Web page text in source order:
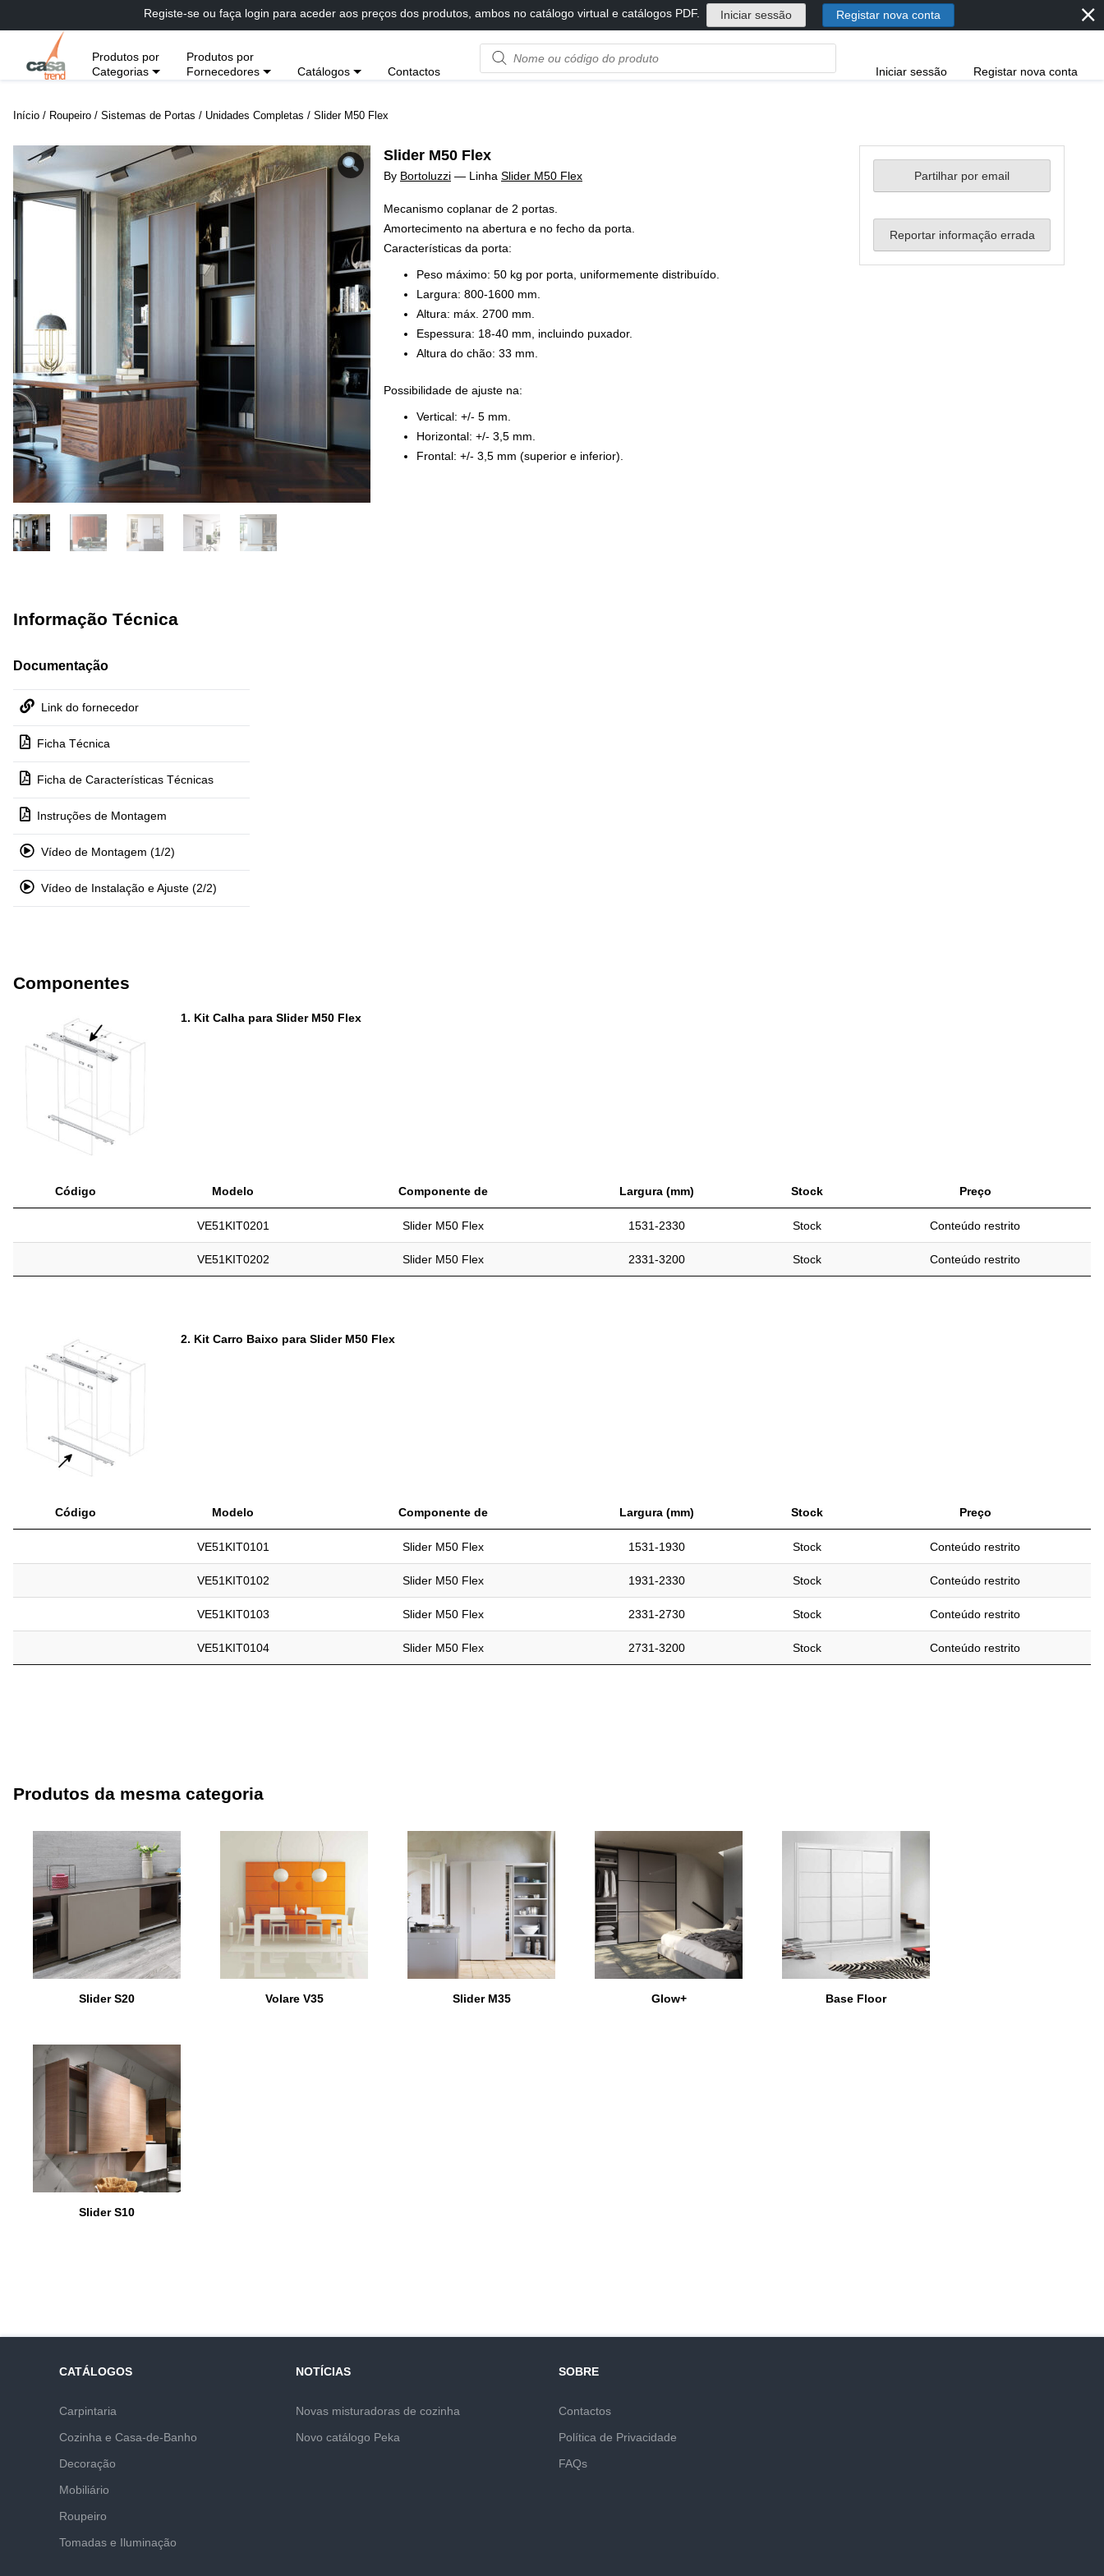
diretamente
conteúdo
Registe-se ou faça login para aceder aos preços dos produtos, ambos no catálogo virtual e catálogos PDF. Iniciar sessão Registar nova conta ⨯
Produtos por
Categorias
Produtos por
Fornecedores
Catálogos Contactos
Product
name
Iniciar sessão Registar nova conta
Início / Roupeiro / Sistemas de Portas / Unidades Completas / Slider M50 Flex
Slider M50 Flex
By Bortoluzzi — Linha Slider M50 Flex
Mecanismo coplanar de 2 portas.
Amortecimento na abertura e no fecho da porta.
Características da porta:
Peso máximo: 50 kg por porta, uniformemente distribuído.
Largura: 800-1600 mm.
Altura: máx. 2700 mm.
Espessura: 18-40 mm, incluindo puxador.
Altura do chão: 33 mm.
Possibilidade de ajuste na:
Vertical: +/- 5 mm.
Horizontal: +/- 3,5 mm.
Frontal: +/- 3,5 mm (superior e inferior).
Partilhar por email
Reportar informação errada
Informação Técnica
Documentação
Link do fornecedor
Ficha Técnica
Ficha de Características Técnicas
Instruções de Montagem
Vídeo de Montagem (1/2)
Vídeo de Instalação e Ajuste (2/2)
Componentes
1. Kit Calha para Slider M50 Flex
Código Modelo Componente de Largura (mm) Stock Preço
VE51KIT0201 Slider M50 Flex 1531-2330 Stock Conteúdo restrito
VE51KIT0202 Slider M50 Flex 2331-3200 Stock Conteúdo restrito
2. Kit Carro Baixo para Slider M50 Flex
Código Modelo Componente de Largura (mm) Stock Preço
VE51KIT0101 Slider M50 Flex 1531-1930 Stock Conteúdo restrito
VE51KIT0102 Slider M50 Flex 1931-2330 Stock Conteúdo restrito
VE51KIT0103 Slider M50 Flex 2331-2730 Stock Conteúdo restrito
VE51KIT0104 Slider M50 Flex 2731-3200 Stock Conteúdo restrito
Produtos da mesma categoria
Slider S20 Volare V35 Slider M35 Glow+ Base Floor
Slider S10
CATÁLOGOS
Carpintaria
Cozinha e Casa-de-Banho
Decoração
Mobiliário
Roupeiro
Tomadas e Iluminação
NOTÍCIAS
Novas misturadoras de cozinha
Novo catálogo Peka
SOBRE
Contactos
Política de Privacidade
FAQs